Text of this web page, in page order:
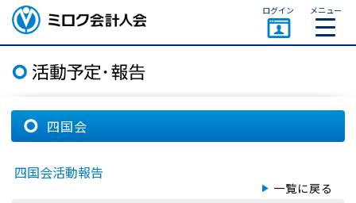
ミロク会計人会 MIROKU
ACCOUNTING PERSON
ASSOCIATION
ログイン メニュー
四国会
四国会活動報告
一覧に戻る